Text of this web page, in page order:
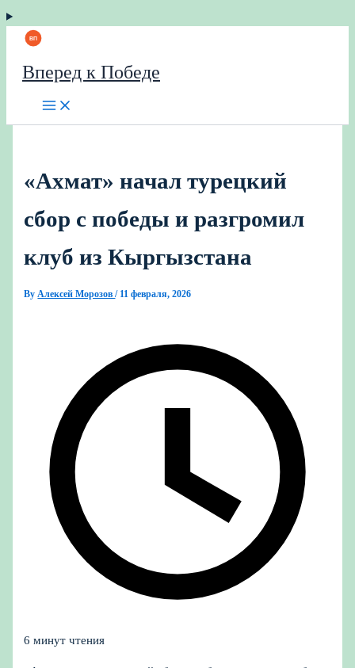
Вперед к Победе
«Ахмат» начал турецкий
сбор с победы и разгромил
клуб из Кыргызстана
ByАлексей Морозов/ 11 февраля, 2026
6 минут чтения